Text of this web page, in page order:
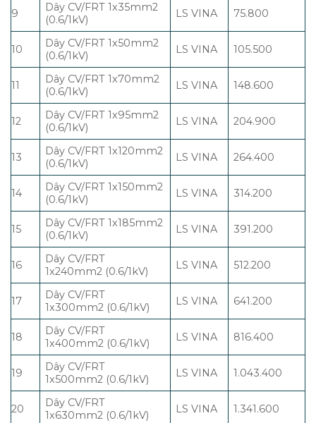
9
Dây CV/FRT 1x35mm2
(0.6/1kV)
LS VINA 75.800
10
Dây CV/FRT 1x50mm2
(0.6/1kV)
LS VINA 105.500
11
Dây CV/FRT 1x70mm2
(0.6/1kV)
LS VINA 148.600
12
Dây CV/FRT 1x95mm2
(0.6/1kV)
LS VINA 204.900
13
Dây CV/FRT 1x120mm2
(0.6/1kV)
LS VINA 264.400
14
Dây CV/FRT 1x150mm2
(0.6/1kV)
LS VINA 314.200
15
Dây CV/FRT 1x185mm2
(0.6/1kV)
LS VINA 391.200
16
Dây CV/FRT
1x240mm2 (0.6/1kV)
LS VINA 512.200
17
Dây CV/FRT
1x300mm2 (0.6/1kV)
LS VINA 641.200
18
Dây CV/FRT
1x400mm2 (0.6/1kV)
LS VINA 816.400
19
Dây CV/FRT
1x500mm2 (0.6/1kV)
LS VINA 1.043.400
20
Dây CV/FRT
1x630mm2 (0.6/1kV)
LS VINA 1.341.600